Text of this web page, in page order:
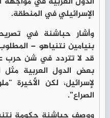
الإسرائيلي في المنطقة.
وأشار حباشنة في
بنيامين نتنياهو –
قد لا تتردد في شن حرب
بعض الدول العربية مثل
لإسرائيل، لكن الأخيرة
الصراع”.